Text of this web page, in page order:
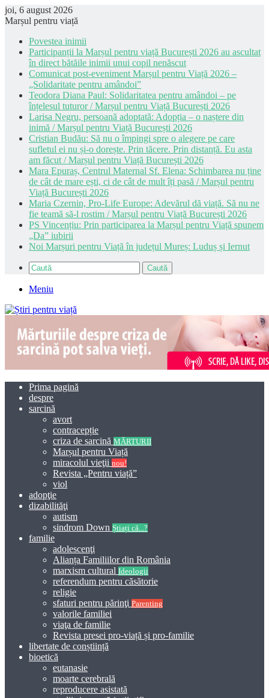
joi, 6 august 2026
Marșul pentru viață
Povestea inimii
Participanții la Marșul pentru viață București 2026 au ascultat
în direct bătăile inimii unui copil nenăscut
Comunicat post-eveniment Marșul pentru Viață 2026 –
„Solidaritate pentru amândoi”
Teodora Diana Paul: Solidaritatea pentru amândoi – pe
înțelesul tuturor / Marșul pentru Viață București 2026
Larisa Negru, persoană adoptată: Adopția – o naștere din
inimă / Marșul pentru Viață București 2026
Cristian Budău: Să nu o împingi spre o alegere pe care
sufletul ei nu și-o dorește. Prin tăcere. Prin distanță. Eu asta
am făcut / Marșul pentru Viață București 2026
Mara Epuraș, Centrul Maternal Sf. Elena: Schimbarea nu ține
de cât de mare ești, ci de cât de mult îți pasă / Marșul pentru
Viață București 2026
Maria Czernin, Pro-Life Europe: Adevărul dă viață. Să nu ne
fie teamă să-l rostim / Marșul pentru Viață București 2026
PS Vincențiu: Prin participarea la Marșul pentru Viață spunem
„Da” iubirii
Noi Marșuri pentru Viață în județul Mureș: Luduș și Iernut
Caută
Meniu
Prima pagină
despre
sarcină
avort
contracepție
criza de sarcină MĂRTURII
Marșul pentru Viață
miracolul vieţii nou!
Revista „Pentru viață”
viol
adopţie
dizabilităţi
autism
sindrom Down Știați că...?
familie
adolescenţi
Alianța Familiilor din România
marxism cultural Ideologii
referendum pentru căsătorie
religie
sfaturi pentru părinţi Parenting
valorile familiei
viaţa de familie
Revista presei pro-viață și pro-familie
libertate de conștiință
bioetică
eutanasie
moarte cerebrală
reproducere asistată